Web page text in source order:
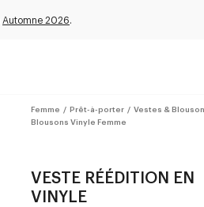
Automne 2026.
Femme / Prêt-à-porter / Vestes &
Blousons Vinyle Femme
VESTE RÉÉDITION EN
VINYLE